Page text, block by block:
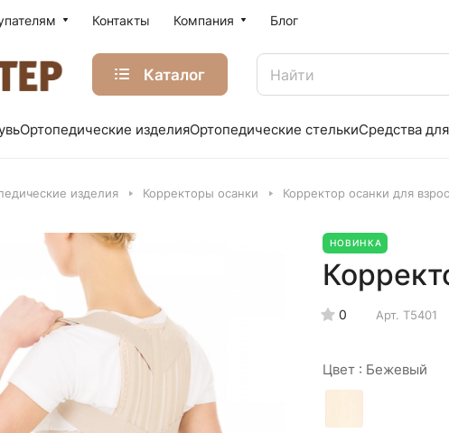
Контакты Компания Блог
Каталог
Ортопедические изделияОртопедические стелькиСредства
изделия Корректоры осанки Корректор осанки для
НОВИНКА
0 Арт. Т5401
Цвет : Бежевый